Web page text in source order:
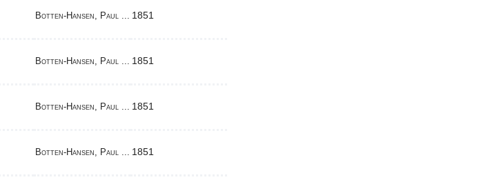
Botten-Hansen, Paul ... 1851
Botten-Hansen, Paul ... 1851
Botten-Hansen, Paul ... 1851
Botten-Hansen, Paul ... 1851